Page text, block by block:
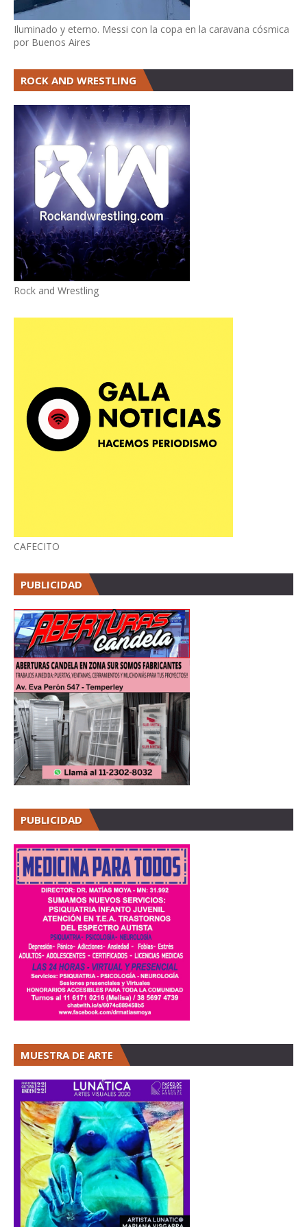
Iluminado y eterno. Messi con la copa en la caravana cósmica
por Buenos Aires
ROCK AND WRESTLING
Rock and Wrestling
CAFECITO
PUBLICIDAD
PUBLICIDAD
MUESTRA DE ARTE